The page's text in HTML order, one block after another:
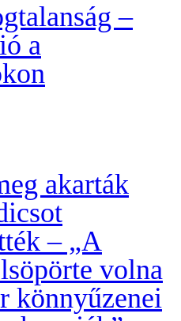
–
a
akarták
– „A
volna
könnyűzenei